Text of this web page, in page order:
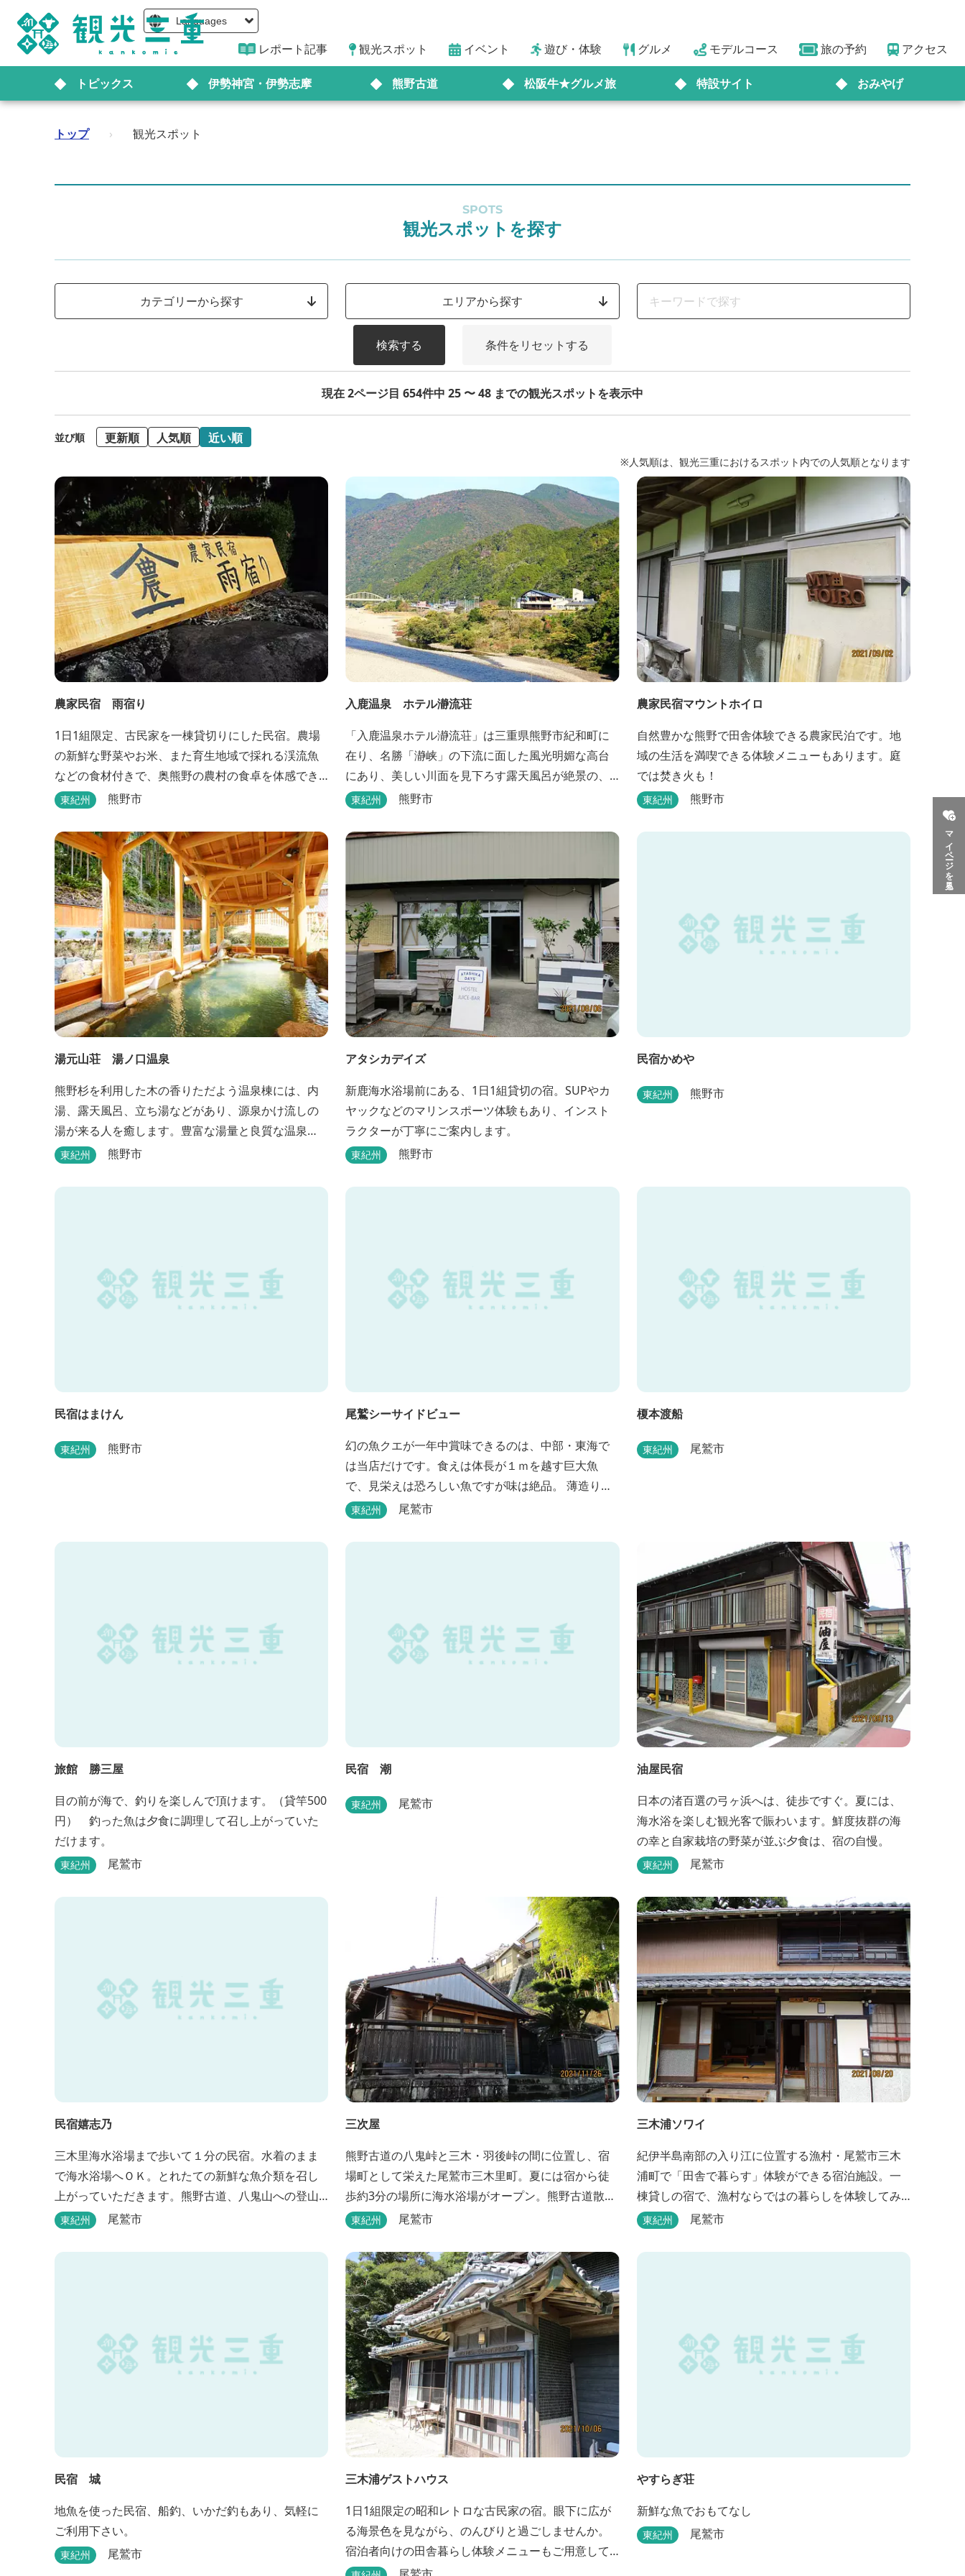
Languages
レポート記事 観光スポット イベント 遊び・体験 グルメ モデルコース 旅の予約 アクセス
トピックス 伊勢神宮・伊勢志摩 熊野古道 松阪牛★グルメ旅 特設サイト おみやげ
マイページを見る
トップ › 観光スポット
SPOTS
観光スポットを探す
カテゴリーから探す エリアから探す
検索する 条件をリセットする
現在 2ページ目 654件中 25 〜 48 までの観光スポットを表示中
並び順 更新順 人気順 近い順
※人気順は、観光三重におけるスポット内での人気順となります
農家民宿 雨宿り
1日1組限定、古民家を一棟貸切りにした民宿。農場
の新鮮な野菜やお米、また育生地域で採れる渓流魚
などの食材付きで、奥熊野の農村の食卓を体感でき
ます。
東紀州 熊野市
入鹿温泉 ホテル瀞流荘
「入鹿温泉ホテル瀞流荘」は三重県熊野市紀和町に
在り、名勝「瀞峡」の下流に面した風光明媚な高台
にあり、美しい川面を見下ろす露天風呂が絶景の、
静かにゆっくりとお過ごしいただくことができる温
と称される丸山千枚田、赤木城跡、熊野本宮大社
奈良の遺産や名所からも近いことから観光アクセス
には大変便利な立地と...
東紀州 熊野市
農家民宿マウントホイロ
自然豊かな熊野で田舎体験できる農家民泊です。地
域の生活を満喫できる体験メニューもあります。庭
では焚き火も！
東紀州 熊野市
湯元山荘 湯ノ口温泉
熊野杉を利用した木の香りただよう温泉棟には、内
湯、露天風呂、立ち湯などがあり、源泉かけ流しの
湯が来る人を癒します。豊富な湯量と良質な温泉
で、日帰り入浴はもちろん、バンガローやロッジな
たりと温泉を楽しむ人も多いです。
東紀州 熊野市
アタシカデイズ
新鹿海水浴場前にある、1日1組貸切の宿。SUPやカ
ヤックなどのマリンスポーツ体験もあり、インスト
ラクターが丁寧にご案内します。
東紀州 熊野市
民宿かめや
東紀州 熊野市
民宿はまけん
東紀州 熊野市
尾鷲シーサイドビュー
幻の魚クエが一年中賞味できるのは、中部・東海で
は当店だけです。食えは体長が１ｍを越す巨大魚
で、見栄えは恐ろしい魚ですが味は絶品。 薄造り、
鍋、雑炊などクエ尽くしの料理は人気があります。
者には船での無料遊覧サービス（１時間）を行ない
東紀州 尾鷲市
榎本渡船
東紀州 尾鷲市
旅館 勝三屋
目の前が海で、釣りを楽しんで頂けます。（貸竿500
円） 釣った魚は夕食に調理して召し上がっていた
だけます。
東紀州 尾鷲市
民宿 潮
東紀州 尾鷲市
油屋民宿
日本の渚百選の弓ヶ浜へは、徒歩ですぐ。夏には、
海水浴を楽しむ観光客で賑わいます。鮮度抜群の海
の幸と自家栽培の野菜が並ぶ夕食は、宿の自慢。
東紀州 尾鷲市
民宿嬉志乃
三木里海水浴場まで歩いて１分の民宿。水着のまま
で海水浴場へＯＫ。とれたての新鮮な魚介類を召し
上がっていただきます。熊野古道、八鬼山への登山
には便利。
東紀州 尾鷲市
三次屋
熊野古道の八鬼峠と三木・羽後峠の間に位置し、宿
場町として栄えた尾鷲市三木里町。夏には宿から徒
歩約3分の場所に海水浴場がオープン。熊野古道散策
はもちろん、林業体験もできます。
東紀州 尾鷲市
三木浦ソワイ
紀伊半島南部の入り江に位置する漁村・尾鷲市三木
浦町で「田舎で暮らす」体験ができる宿泊施設。一
棟貸しの宿で、漁村ならではの暮らしを体験してみ
ませんか。
東紀州 尾鷲市
民宿 城
地魚を使った民宿、船釣、いかだ釣もあり、気軽に
ご利用下さい。
東紀州 尾鷲市
三木浦ゲストハウス
1日1組限定の昭和レトロな古民家の宿。眼下に広が
る海景色を見ながら、のんびりと過ごしませんか。
宿泊者向けの田舎暮らし体験メニューもご用意して
います。
やすらぎ荘
新鮮な魚でおもてなし
東紀州 尾鷲市